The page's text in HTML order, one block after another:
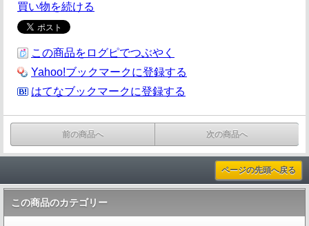
買い物を続ける
この商品をログピでつぶやく
Yahoo!ブックマークに登録する
はてなブックマークに登録する
前の商品へ 次の商品へ
ページの先頭へ戻る
この商品のカテゴリー